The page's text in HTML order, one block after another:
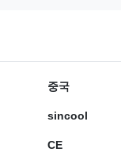
중국
sincool
CE